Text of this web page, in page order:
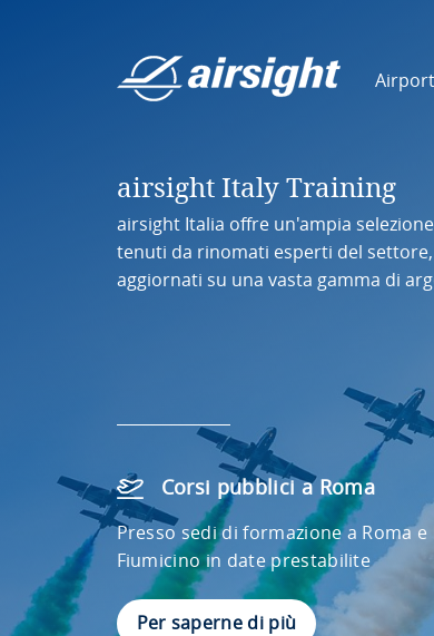
airsight Italy Training
airsight Italia offre un'ampia
tenuti da rinomati esperti del
aggiornati su una vasta gamma di
Corsi pubblici a Roma
Presso sedi di formazione a Roma e
Fiumicino in date prestabilite
Per saperne di più